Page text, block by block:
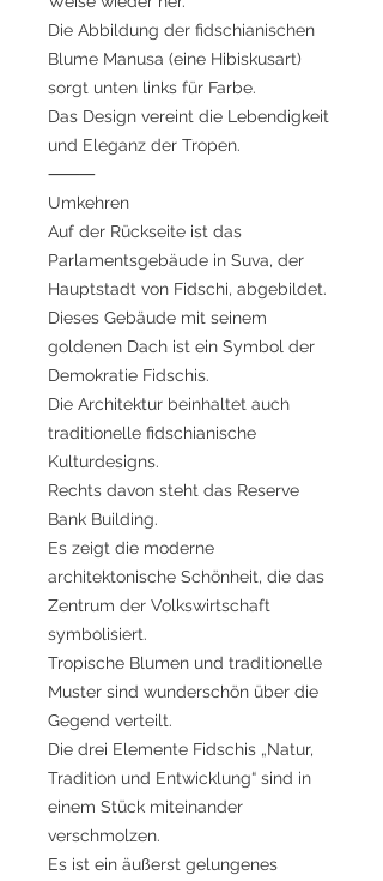
Die Abbildung der fidschianischen
Blume Manusa (eine Hibiskusart)
sorgt unten links für Farbe.
Das Design vereint die Lebendigkeit
und Eleganz der Tropen.
⸻
Umkehren
Auf der Rückseite ist das
Parlamentsgebäude in Suva, der
Hauptstadt von Fidschi, abgebildet.
Dieses Gebäude mit seinem
goldenen Dach ist ein Symbol der
Demokratie Fidschis.
Die Architektur beinhaltet auch
traditionelle fidschianische
Kulturdesigns.
Rechts davon steht das Reserve
Bank Building.
Es zeigt die moderne
architektonische Schönheit, die das
Zentrum der Volkswirtschaft
symbolisiert.
Tropische Blumen und traditionelle
Muster sind wunderschön über die
Gegend verteilt.
Die drei Elemente Fidschis „Natur,
Tradition und Entwicklung“ sind in
einem Stück miteinander
verschmolzen.
Es ist ein äußerst gelungenes